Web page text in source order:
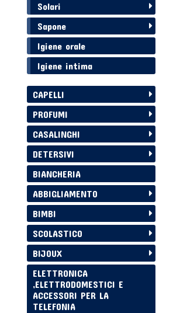
Solari
Sapone
Igiene orale
Igiene intima
CAPELLI
PROFUMI
CASALINGHI
DETERSIVI
BIANCHERIA
ABBIGLIAMENTO
BIMBI
SCOLASTICO
BIJOUX
ELETTRONICA
,ELETTRODOMESTICI E
ACCESSORI PER LA
TELEFONIA